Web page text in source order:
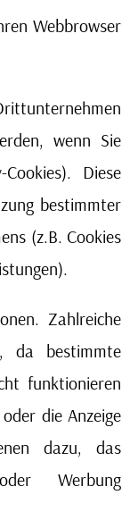
Webbrowser
wenn Sie
Diese
bestimmter
(z.B. Cookies
Zahlreiche
da bestimmte
funktionieren
die Anzeige
dazu, das
Werbung